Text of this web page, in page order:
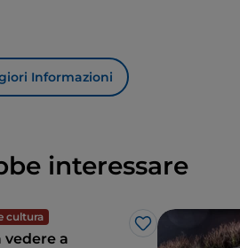
Informazioni
interessare
cultura
Like
vedere a